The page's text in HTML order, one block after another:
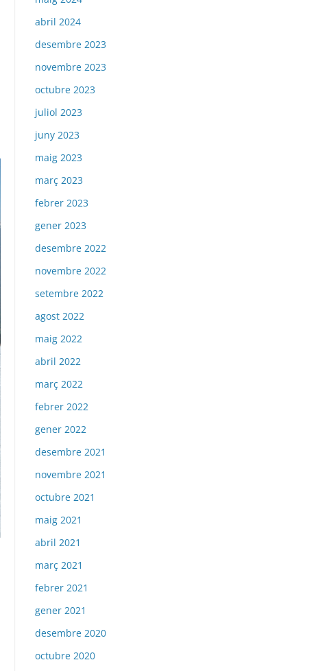
abril 2024
desembre 2023
novembre 2023
octubre 2023
juliol 2023
juny 2023
maig 2023
març 2023
febrer 2023
gener 2023
desembre 2022
novembre 2022
setembre 2022
agost 2022
maig 2022
abril 2022
març 2022
febrer 2022
gener 2022
desembre 2021
novembre 2021
octubre 2021
maig 2021
abril 2021
març 2021
febrer 2021
gener 2021
desembre 2020
octubre 2020